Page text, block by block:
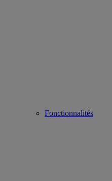
Fonctionnalités